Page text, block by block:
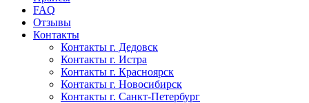
FAQ
Отзывы
Контакты
Контакты г. Дедовск
Контакты г. Истра
Контакты г. Красноярск
Контакты г. Новосибирск
Контакты г. Санкт-Петербург